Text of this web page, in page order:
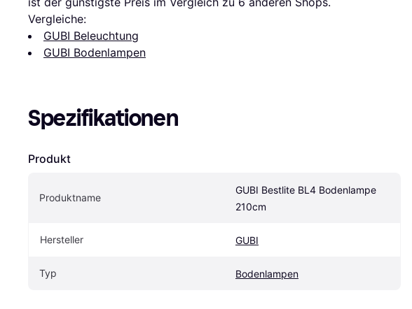
Vergleiche:
GUBI Beleuchtung
GUBI Bodenlampen
Spezifikationen
Produkt
Produktname
GUBI Bestlite BL4 Bodenlampe
210cm
Hersteller GUBI
Typ Bodenlampen